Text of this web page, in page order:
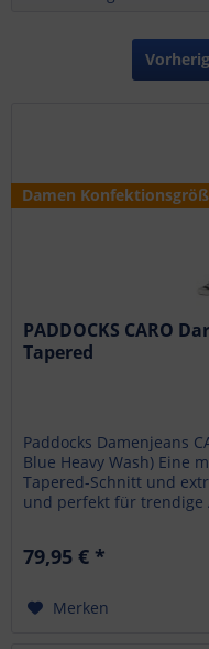
Damen
PADDOCKS CARO
Tapered
Paddocks Damenjeans
Blue Heavy Wash) Eine
Tapered-Schnitt und
und perfekt für trendige
79,95 € *
Merken